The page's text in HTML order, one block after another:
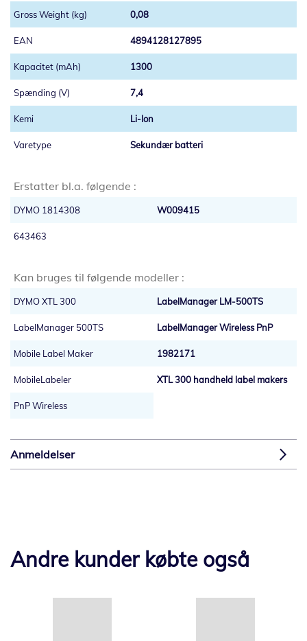
0,08
4894128127895
1300
7,4
Li-Ion
Sekundær batteri
Erstatter bl.a. følgende :
DYMO 1814308 W009415
643463
Kan bruges til følgende modeller :
DYMO XTL 300 LabelManager LM-500TS
LabelManager 500TS LabelManager Wireless PnP
Mobile Label Maker 1982171
MobileLabeler XTL 300 handheld label makers
PnP Wireless
Anmeldelser
Andre kunder købte også